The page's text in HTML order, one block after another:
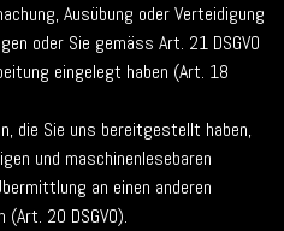
Ausübung oder Verteidigung
oder Sie gemäss Art. 21 DSGVO
eingelegt haben (Art. 18
die Sie uns bereitgestellt haben,
und maschinenlesebaren
an einen anderen
20 DSGVO).